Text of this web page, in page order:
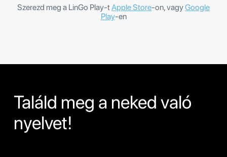
Szerezd meg a LinGo Play-tApple Store-on, vagyGoogle
Play-en
Találd meg a neked való
nyelvet!